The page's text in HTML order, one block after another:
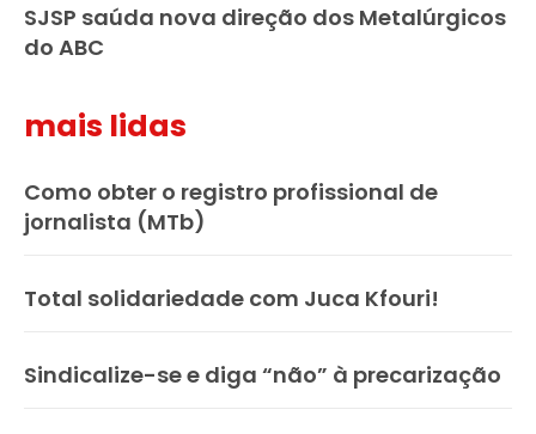
SJSP saúda nova direção dos Metalúrgicos
do ABC
mais lidas
Como obter o registro profissional de
jornalista (MTb)
Total solidariedade com Juca Kfouri!
Sindicalize-se e diga “não” à precarização